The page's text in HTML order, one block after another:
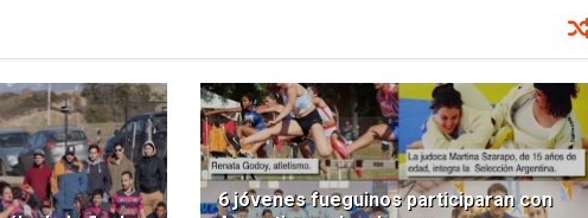
6 jóvenes fueguinos participaran con